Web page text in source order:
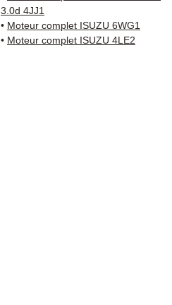
3.0d 4JJ1
• Moteur complet ISUZU 6WG1
• Moteur complet ISUZU 4LE2